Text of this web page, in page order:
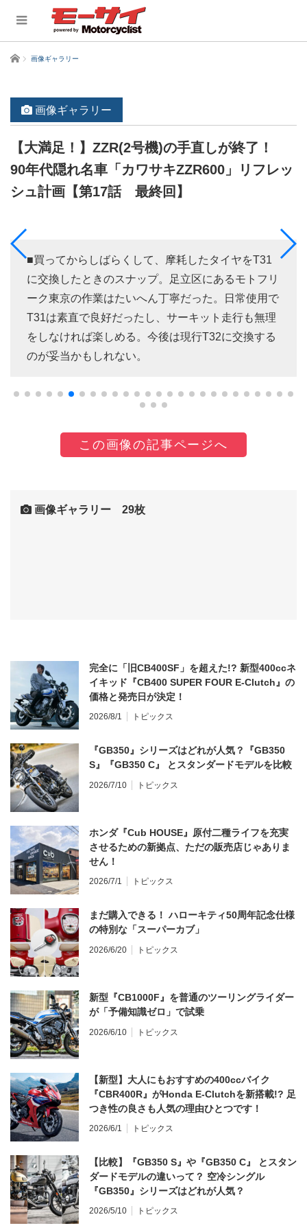
ホーム 画像ギャラリー
画像ギャラリー
【大満足！】ZZR(2号機)の手直しが終了！
90年代隠れ名車「カワサキZZR600」リフレッ
シュ計画【第17話 最終回】
■買ってからしばらくして、摩耗したタイヤをT31
に交換したときのスナップ。足立区にあるモトフリ
ーク東京の作業はたいへん丁寧だった。日常使用で
T31は素直で良好だったし、サーキット走行も無理
をしなければ楽しめる。今後は現行T32に交換する
のが妥当かもしれない。
この画像の記事ページへ
画像ギャラリー 29枚
完全に「旧CB400SF」を超えた!? 新型400ccネ
イキッド『CB400 SUPER FOUR E-Clutch』の
価格と発売日が決定！
2026/8/1 トピックス
『GB350』シリーズはどれが人気？『GB350
S』『GB350 C』 とスタンダードモデルを比較
2026/7/10 トピックス
ホンダ『Cub HOUSE』原付二種ライフを充実
させるための新拠点、ただの販売店じゃありま
せん！
2026/7/1 トピックス
まだ購入できる！ ハローキティ50周年記念仕様
の特別な「スーパーカブ」
2026/6/20 トピックス
新型『CB1000F』を普通のツーリングライダー
が「予備知識ゼロ」で試乗
2026/6/10 トピックス
【新型】大人にもおすすめの400ccバイク
『CBR400R』がHonda E-Clutchを新搭載!? 足
つき性の良さも人気の理由ひとつです！
2026/6/1 トピックス
【比較】『GB350 S』や『GB350 C』 とスタン
ダードモデルの違いって？ 空冷シングル
『GB350』シリーズはどれが人気？
2026/5/10 トピックス